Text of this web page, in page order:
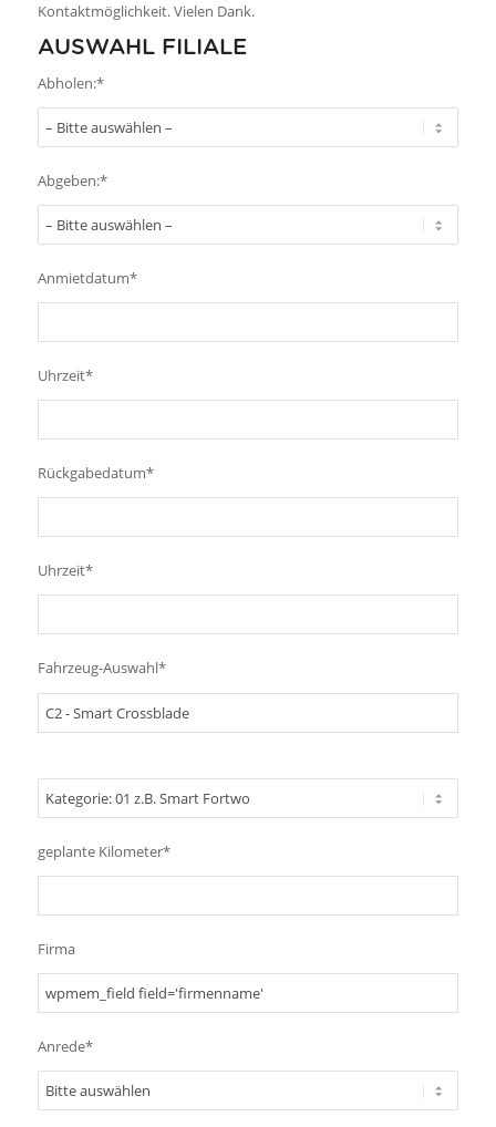
Kontaktmöglichkeit. Vielen Dank.
AUSWAHL FILIALE
Abholen:*
Abgeben:*
Anmietdatum*
Uhrzeit*
Rückgabedatum*
Uhrzeit*
Fahrzeug-Auswahl*
geplante Kilometer*
Firma
Anrede*